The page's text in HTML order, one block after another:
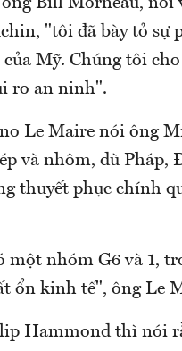
Bill Morneau, nói
"tôi đã bày tỏ sự
Mỹ. Chúng tôi
ro an ninh".
Le Maire nói ông
và nhôm, dù Pháp,
thuyết phục chính
một nhóm G6 và 1,
ổn kinh tế", ông Le
Hammond thì nói